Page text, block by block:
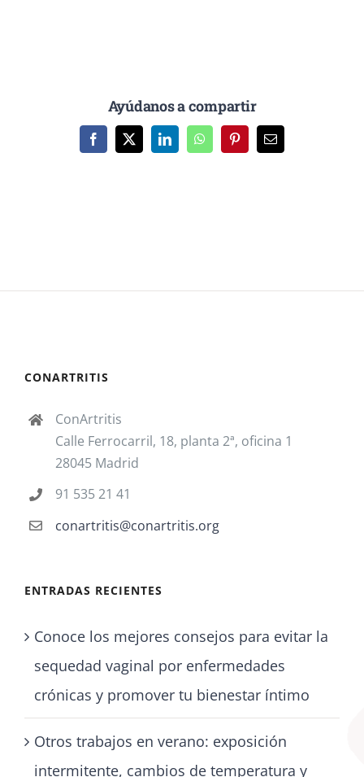
Ayúdanos a compartir
Facebook
X LinkedInWhatsAppPinterestCorreo
CONARTRITIS
ConArtritis
Calle Ferrocarril, 18, planta 2ª, oficina 1
28045 Madrid
91 535 21 41
conartritis@conartritis.org
ENTRADAS RECIENTES
Conoce los mejores consejos para evitar la
sequedad vaginal por enfermedades
crónicas y promover tu bienestar íntimo
Otros trabajos en verano: exposición
intermitente, cambios de temperatura y